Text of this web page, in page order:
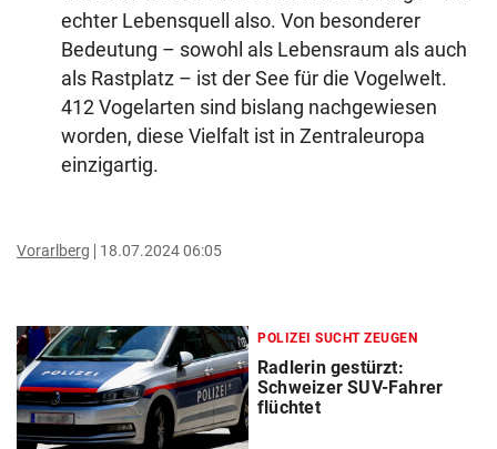
echter Lebensquell also. Von besonderer
Bedeutung – sowohl als Lebensraum als auch
als Rastplatz – ist der See für die Vogelwelt.
412 Vogelarten sind bislang nachgewiesen
worden, diese Vielfalt ist in Zentraleuropa
einzigartig.
Vorarlberg 18.07.2024 06:05
POLIZEI SUCHT ZEUGEN
Radlerin gestürzt:
Schweizer SUV-Fahrer
flüchtet